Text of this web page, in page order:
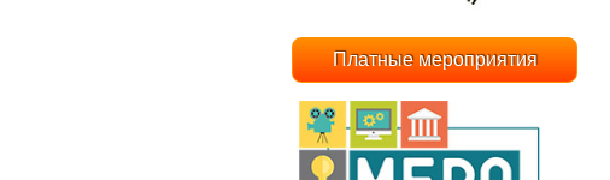
Платные мероприятия